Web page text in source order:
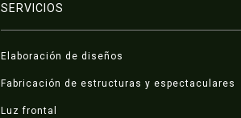
SERVICIOS
Elaboración de diseños
Fabricación de estructuras y espectaculares
Luz frontal